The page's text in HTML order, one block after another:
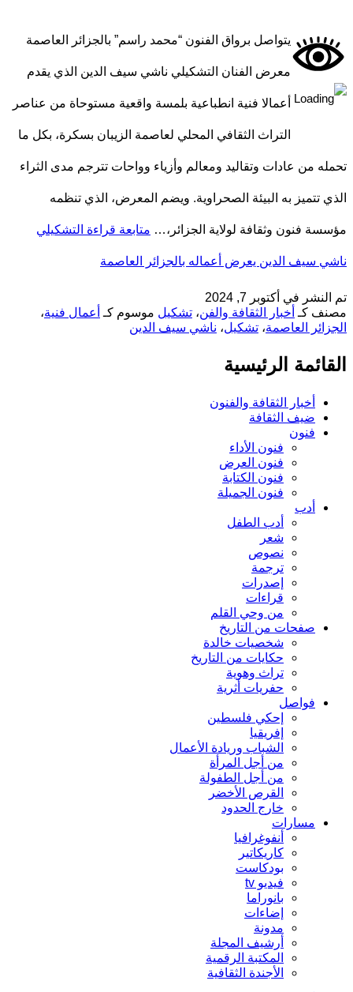
يتواصل برواق الفنون “محمد راسم” بالجزائر العاصمة
معرض الفنان التشكيلي ناشي سيف الدين الذي يقدم
أعمالا فنية انطباعية بلمسة واقعية مستوحاة من عناصر
التراث الثقافي المحلي لعاصمة الزيبان بسكرة، بكل ما
تحمله من عادات وتقاليد ومعالم وأزياء وواحات تترجم مدى الثراء
الذي تتميز به البيئة الصحراوية. ويضم المعرض، الذي تنظمه
مؤسسة فنون وثقافة لولاية الجزائر،… متابعة قراءة التشكيلي
ناشي سيف الدين يعرض أعماله بالجزائر العاصمة
تم النشر في أكتوبر 7, 2024
مصنف كـ أخبار الثقافة والفن، تشكيل موسوم كـ أعمال فنية،
الجزائر العاصمة، تشكيل، ناشي سيف الدين
القائمة الرئيسية
أخبار الثقافة والفنون
ضيف الثقافة
فنون
فنون الأداء
فنون العرض
فنون الكتابة
فنون الجميلة
أدب
أدب الطفل
شعر
نصوص
ترجمة
إصدرات
قراءات
من وحي القلم
صفحات من التاريخ
شخصيات خالدة
حكايات من التاريخ
تراث وهوية
حفريات أثرية
فواصل
إحكي فلسطين
إفريقيا
الشباب وريادة الأعمال
من أجل المرأة
من أجل الطفولة
القرص الأخضر
خارج الحدود
مسارات
أنفوغرافيا
كاريكاتير
بودكاست
فيديو tv
بانوراما
إضاءات
مدونة
أرشيف المجلة
المكتبة الرقمية
الأجندة الثقافية